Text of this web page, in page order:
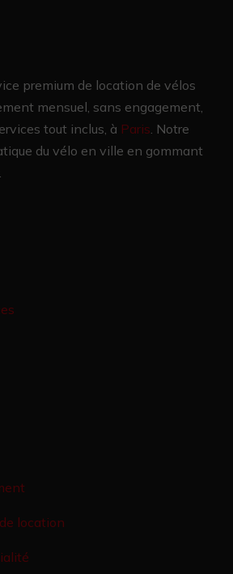
premium de location de vélos
mensuel, sans engagement,
tout inclus, à Paris Notre
du vélo en ville en gommant
location